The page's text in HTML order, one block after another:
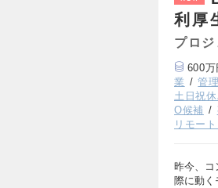
利厚
プロ
600
業
管
土日祝
O候補
リモー
昨今、
際に動